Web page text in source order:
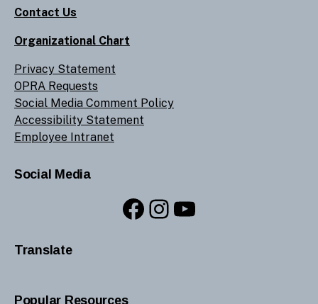
Contact Us
Organizational Chart
Privacy Statement
OPRA Requests
Social Media Comment Policy
Accessibility Statement
Employee Intranet
Social Media
Facebook
Instagram
YouTube
Translate
Popular Resources